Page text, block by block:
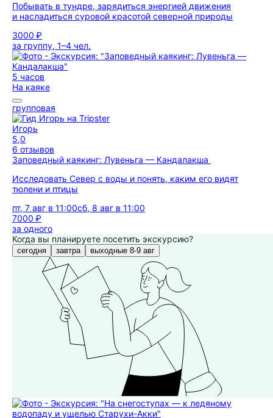
Побывать в тундре, зарядиться энергией движения
и насладиться суровой красотой северной природы
3000 ₽
за группу, 1–4 чел.
5 часов
На каяке
групповая
Игорь
5,0
6 отзывов
Заповедный каякинг: Лувеньга — Кандалакша
Исследовать Север с воды и понять, каким его видят
тюлени и птицы
пт, 7 авг в 11:00сб, 8 авг в 11:00
7000 ₽
за одного
Когда вы планируете посетить экскурсию?
сегодня завтра выходные 8-9 авг